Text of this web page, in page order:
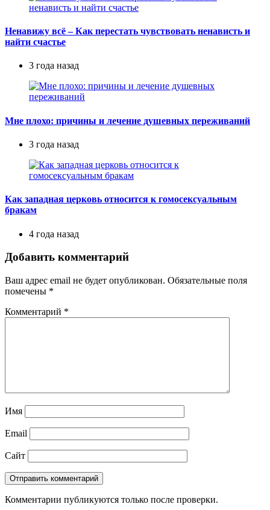
Ненавижу всё – Как перестать чувствовать ненависть и
найти счастье
3 года назад
Мне плохо: причины и лечение душевных переживаний
3 года назад
Как западная церковь относится к гомосексуальным
бракам
4 года назад
Добавить комментарий
Ваш адрес email не будет опубликован. Обязательные поля
помечены *
Комментарий *
Имя
Email
Сайт
Комментарии публикуются только после проверки.